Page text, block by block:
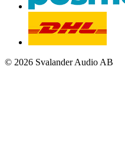
© 2026 Svalander Audio AB